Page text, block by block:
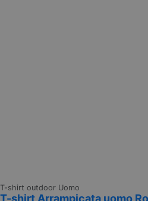
T-shirt outdoor Uomo
T-shirt Arrampicata uomo